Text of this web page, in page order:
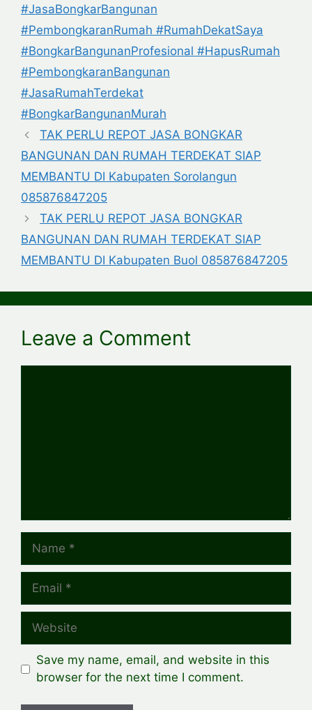
#JasaBongkarBangunan
#PembongkaranRumah #RumahDekatSaya
#BongkarBangunanProfesional #HapusRumah
#PembongkaranBangunan
#JasaRumahTerdekat
#BongkarBangunanMurah
TAK PERLU REPOT JASA BONGKAR
BANGUNAN DAN RUMAH TERDEKAT SIAP
MEMBANTU DI Kabupaten Sorolangun
085876847205
TAK PERLU REPOT JASA BONGKAR
BANGUNAN DAN RUMAH TERDEKAT SIAP
MEMBANTU DI Kabupaten Buol 085876847205
Leave a Comment
Name
Email
Website
Save my name, email, and website in this
browser for the next time I comment.